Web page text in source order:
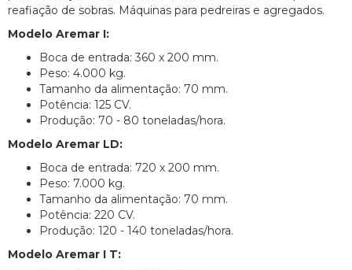
reafiação de sobras. Máquinas para pedreiras e agregados.
Modelo Aremar I:
Boca de entrada: 360 x 200 mm.
Peso: 4.000 kg.
Tamanho da alimentação: 70 mm.
Potência: 125 CV.
Produção: 70 - 80 toneladas/hora.
Modelo Aremar LD:
Boca de entrada: 720 x 200 mm.
Peso: 7.000 kg.
Tamanho da alimentação: 70 mm.
Potência: 220 CV.
Produção: 120 - 140 toneladas/hora.
Modelo Aremar I T: